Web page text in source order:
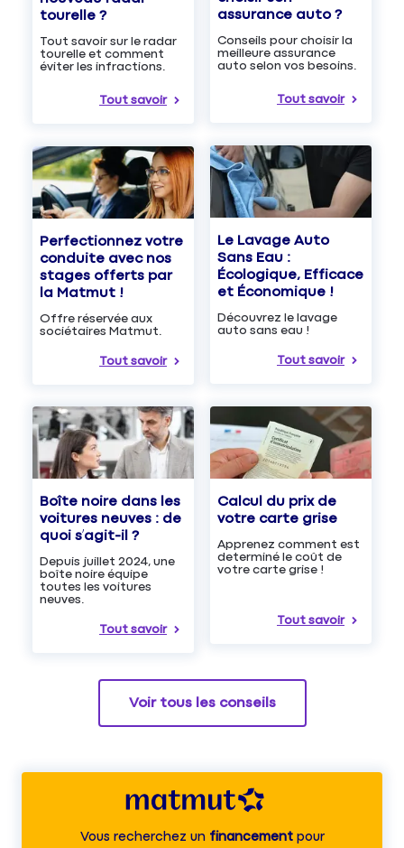
tourelle ?
Tout savoir sur le radar
tourelle et comment
éviter les infractions.
Tout savoir
assurance auto ?
Conseils pour choisir la
meilleure assurance
auto selon vos besoins.
Tout savoir
Perfectionnez votre
conduite avec nos
stages offerts par
la Matmut !
Offre réservée aux
sociétaires Matmut.
Tout savoir
Le Lavage Auto
Sans Eau :
Écologique, Efficace
et Économique !
Découvrez le lavage
auto sans eau !
Tout savoir
Boîte noire dans les
voitures neuves : de
quoi s’agit-il ?
Depuis juillet 2024, une
boîte noire équipe
toutes les voitures
neuves.
Tout savoir
Calcul du prix de
votre carte grise
Apprenez comment est
determiné le coût de
votre carte grise !
Tout savoir
Voir tous les conseils
Vous recherchez unfinancementpour